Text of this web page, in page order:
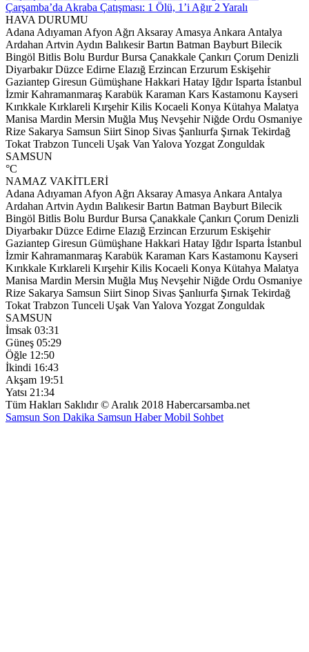
Çarşamba’da Akraba Çatışması: 1 Ölü, 1’i Ağır 2 Yaralı
HAVA DURUMU
Adana Adıyaman Afyon Ağrı Aksaray Amasya Ankara Antalya
Ardahan Artvin Aydın Balıkesir Bartın Batman Bayburt Bilecik
Bingöl Bitlis Bolu Burdur Bursa Çanakkale Çankırı Çorum Denizli
Diyarbakır Düzce Edirne Elazığ Erzincan Erzurum Eskişehir
Gaziantep Giresun Gümüşhane Hakkari Hatay Iğdır Isparta İstanbul
İzmir Kahramanmaraş Karabük Karaman Kars Kastamonu Kayseri
Kırıkkale Kırklareli Kırşehir Kilis Kocaeli Konya Kütahya Malatya
Manisa Mardin Mersin Muğla Muş Nevşehir Niğde Ordu Osmaniye
Rize Sakarya Samsun Siirt Sinop Sivas Şanlıurfa Şırnak Tekirdağ
Tokat Trabzon Tunceli Uşak Van Yalova Yozgat Zonguldak
SAMSUN
°C
NAMAZ VAKİTLERİ
Adana Adıyaman Afyon Ağrı Aksaray Amasya Ankara Antalya
Ardahan Artvin Aydın Balıkesir Bartın Batman Bayburt Bilecik
Bingöl Bitlis Bolu Burdur Bursa Çanakkale Çankırı Çorum Denizli
Diyarbakır Düzce Edirne Elazığ Erzincan Erzurum Eskişehir
Gaziantep Giresun Gümüşhane Hakkari Hatay Iğdır Isparta İstanbul
İzmir Kahramanmaraş Karabük Karaman Kars Kastamonu Kayseri
Kırıkkale Kırklareli Kırşehir Kilis Kocaeli Konya Kütahya Malatya
Manisa Mardin Mersin Muğla Muş Nevşehir Niğde Ordu Osmaniye
Rize Sakarya Samsun Siirt Sinop Sivas Şanlıurfa Şırnak Tekirdağ
Tokat Trabzon Tunceli Uşak Van Yalova Yozgat Zonguldak
SAMSUN
İmsak 03:31
Güneş 05:29
Öğle 12:50
İkindi 16:43
Akşam 19:51
Yatsı 21:34
Tüm Hakları Saklıdır © Aralık 2018 Habercarsamba.net
Samsun Son Dakika Samsun HaberMobil Sohbet